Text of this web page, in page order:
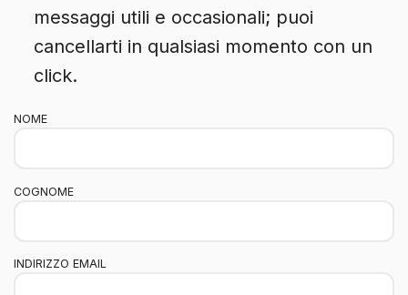
messaggi utili e occasionali; puoi
cancellarti in qualsiasi momento con un
click.
NOME
COGNOME
INDIRIZZO EMAIL